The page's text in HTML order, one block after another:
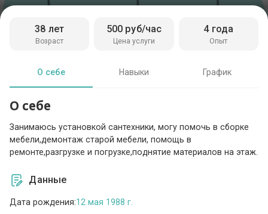
Возраст
38 лет
Цена услуги
500 руб/час
Опыт
4 года
О себе Навыки График
О себе
Занимаюсь установкой сантехники, могу помочь в сборке
мебели,демонтаж старой мебели, помощь в
ремонте,разгрузке и погрузке,поднятие материалов на этаж.
Данные
Дата рождения:12 мая 1988 г.